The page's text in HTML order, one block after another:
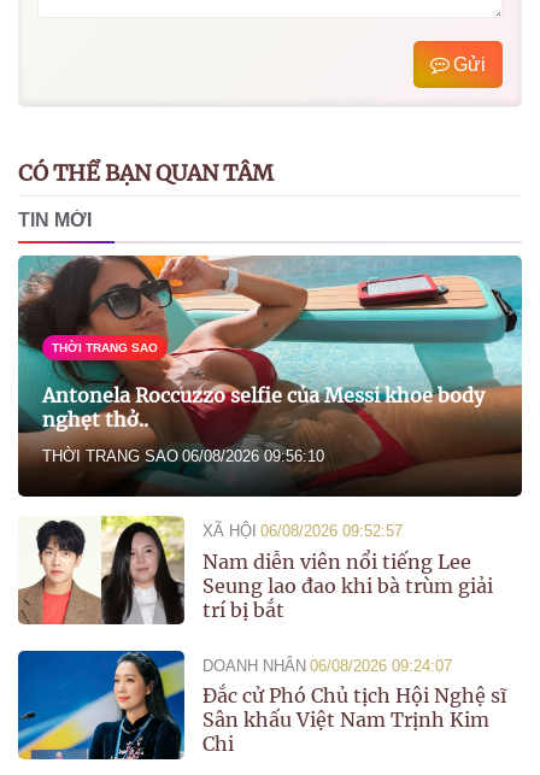
Gửi
CÓ THỂ BẠN QUAN TÂM
TIN MỚI
THỜI TRANG SAO
Antonela Roccuzzo selfie của Messi khoe body
nghẹt thở..
THỜI TRANG SAO 06/08/2026 09:56:10
XÃ HỘI 06/08/2026 09:52:57
Nam diễn viên nổi tiếng Lee
Seung lao đao khi bà trùm giải
trí bị bắt
DOANH NHÂN 06/08/2026 09:24:07
Đắc cử Phó Chủ tịch Hội Nghệ sĩ
Sân khấu Việt Nam Trịnh Kim
Chi